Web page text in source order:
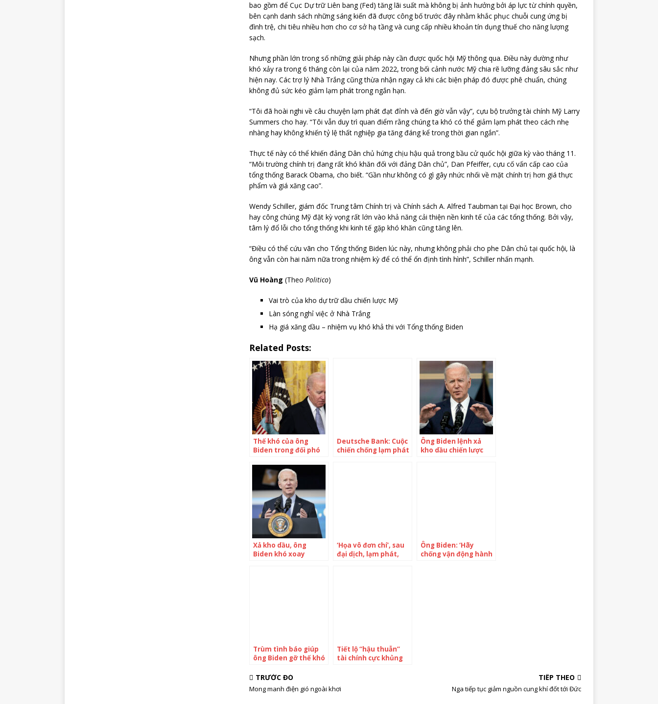
bao gồm để Cục Dự trữ Liên bang (Fed) tăng lãi suất mà không bị ảnh hưởng bởi áp lực từ chính quyền,
bên cạnh danh sách những sáng kiến đã được công bố trước đây nhằm khắc phục chuỗi cung ứng bị
đình trệ, chi tiêu nhiều hơn cho cơ sở hạ tầng và cung cấp nhiều khoản tín dụng thuế cho năng lượng
sạch.
Nhưng phần lớn trong số những giải pháp này cần được quốc hội Mỹ thông qua. Điều này dường như
khó xảy ra trong 6 tháng còn lại của năm 2022, trong bối cảnh nước Mỹ chia rẽ lưỡng đảng sâu sắc như
hiện nay. Các trợ lý Nhà Trắng cũng thừa nhận ngay cả khi các biện pháp đó được phê chuẩn, chúng
không đủ sức kéo giảm lạm phát trong ngắn hạn.
“Tôi đã hoài nghi về câu chuyện lạm phát đạt đỉnh và đến giờ vẫn vậy”, cựu bộ trưởng tài chính Mỹ Larry
Summers cho hay. “Tôi vẫn duy trì quan điểm rằng chúng ta khó có thể giảm lạm phát theo cách nhẹ
nhàng hay không khiến tỷ lệ thất nghiệp gia tăng đáng kể trong thời gian ngắn”.
Thực tế này có thể khiến đảng Dân chủ hứng chịu hậu quả trong bầu cử quốc hội giữa kỳ vào tháng 11.
“Môi trường chính trị đang rất khó khăn đối với đảng Dân chủ”, Dan Pfeiffer, cựu cố vấn cấp cao của
tổng thống Barack Obama, cho biết. “Gần như không có gì gây nhức nhối về mặt chính trị hơn giá thực
phẩm và giá xăng cao”.
Wendy Schiller, giám đốc Trung tâm Chính trị và Chính sách A. Alfred Taubman tại Đại học Brown, cho
hay công chúng Mỹ đặt kỳ vọng rất lớn vào khả năng cải thiện nền kinh tế của các tổng thống. Bởi vậy,
tâm lý đổ lỗi cho tổng thống khi kinh tế gặp khó khăn cũng tăng lên.
“Điều có thể cứu vãn cho Tổng thống Biden lúc này, nhưng không phải cho phe Dân chủ tại quốc hội, là
ông vẫn còn hai năm nữa trong nhiệm kỳ để có thể ổn định tình hình”, Schiller nhấn mạnh.
Vũ Hoàng (Theo Politico)
Vai trò của kho dự trữ dầu chiến lược Mỹ
Làn sóng nghỉ việc ở Nhà Trắng
Hạ giá xăng dầu – nhiệm vụ khó khả thi với Tổng thống Biden
Related Posts:
Thế khó của ông
Biden trong đối phó
Deutsche Bank: Cuộc
chiến chống lạm phát
Ông Biden lệnh xả
kho dầu chiến lược
Xả kho dầu, ông
Biden khó xoay
‘Họa vô đơn chí’, sau
đại dịch, lạm phát,
Ông Biden: ‘Hãy
chống vận động hành
Trùm tình báo giúp
ông Biden gỡ thế khó
Tiết lộ “hậu thuẫn”
tài chính cực khủng
khăn như dư luận
TRƯỚC ĐÓ
Mong manh điện gió ngoài khơi
TIẾP THEO
Nga tiếp tục giảm nguồn cung khí đốt tới Đức